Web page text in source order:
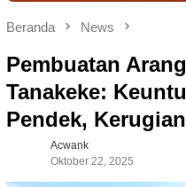
Beranda News
Pembuatan
Tanakeke:
Pendek,
Acwank
Oktober 22, 2025